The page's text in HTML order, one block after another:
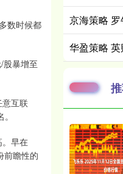
数时候都
股暴增至
互联
。早在
前瞻性的
京海策略